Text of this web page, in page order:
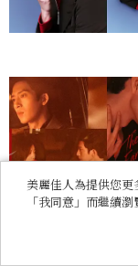
美麗佳人為提供您
「我同意」而繼續